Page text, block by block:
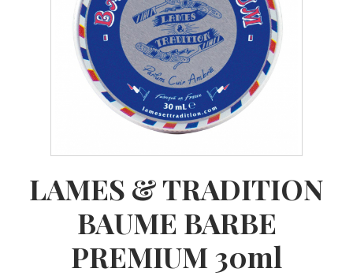
LAMES & TRADITION
BAUME BARBE
PREMIUM 30ml